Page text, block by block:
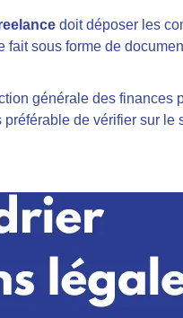
doit déposer les
sous forme de
générale des finances
de vérifier sur le